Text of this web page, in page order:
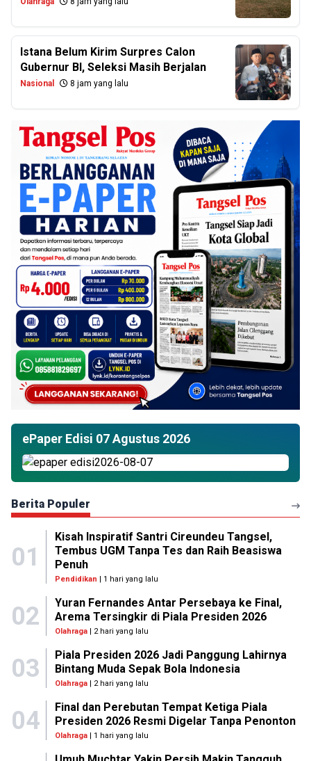
Istana Belum Kirim Surpres Calon
Gubernur BI, Seleksi Masih Berjalan
Nasional 8 jam yang lalu
ePaper Edisi 07 Agustus 2026
Berita Populer
01
Kisah Inspiratif Santri Cireundeu Tangsel,
Tembus UGM Tanpa Tes dan Raih Beasiswa
Penuh
Pendidikan | 1 hari yang lalu
02
Yuran Fernandes Antar Persebaya ke Final,
Arema Tersingkir di Piala Presiden 2026
Olahraga| 2 hari yang lalu
03
Piala Presiden 2026 Jadi Panggung Lahirnya
Bintang Muda Sepak Bola Indonesia
Olahraga| 2 hari yang lalu
04
Final dan Perebutan Tempat Ketiga Piala
Presiden 2026 Resmi Digelar Tanpa Penonton
Olahraga| 1 hari yang lalu